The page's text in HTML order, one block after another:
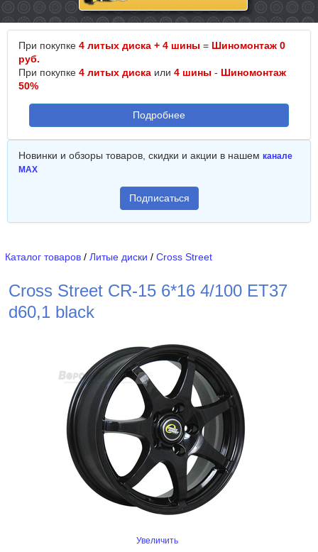
При покупке 4 литых диска + 4 шины = Шиномонтаж 0
руб.
При покупке 4 литых диска или 4 шины - Шиномонтаж
50%
Подробнее
Новинки и обзоры товаров, скидки и акции в нашем канале
MAX
Подписаться
Каталог товаров / Литые диски / Cross Street
Cross Street CR-15 6*16 4/100 ET37
d60,1 black
Увеличить